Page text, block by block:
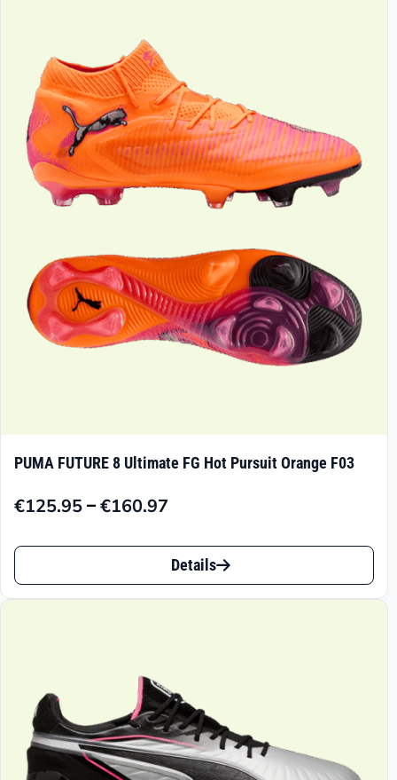
PUMA FUTURE 8 Ultimate FG Hot Pursuit Orange F03
€125.95–€160.97
Preisspanne:
€160.97
Dieses
Produkt
auf.
Die
Optionen
Details